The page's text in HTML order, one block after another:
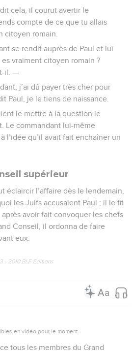
cela, il courut avertir le
compte de ce que tu allais
citoyen romain.
se rendit auprès de Paul et lui
vraiment citoyen romain ?
il. —
j’ai dû payer très cher pour
Paul, je le tiens de naissance.
le mettre à la question le
Le commandant lui-même
l’idée qu’il avait fait enchaîner un
supérieur
éclaircir l’affaire dès le lendemain,
les Juifs accusaient Paul ; il le fit
avoir fait convoquer les chefs
Conseil, il ordonna de faire
eux.
- 2010 BLF Editions
en vidéo pour le moment.
tous les membres du Grand